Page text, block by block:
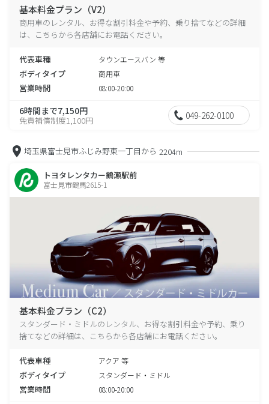
基本料金プラン（V2）
商用車のレンタル、お得な割引料金や予約、乗り捨てなどの詳細
は、こちらから各店舗にお電話ください。
代表車種 タウンエースバン 等
ボディタイプ 商用車
営業時間 08:00-20:00
6時間まで7,150円
免責補償制度1,100円 049-262-0100
埼玉県富士見市ふじみ野東一丁目から 2204m
トヨタレンタカー鶴瀬駅前
富士見市鶴馬2615-1
基本料金プラン（C2）
スタンダード・ミドルのレンタル、お得な割引料金や予約、乗り
捨てなどの詳細は、こちらから各店舗にお電話ください。
代表車種 アクア 等
ボディタイプ スタンダード・ミドル
営業時間 08:00-20:00